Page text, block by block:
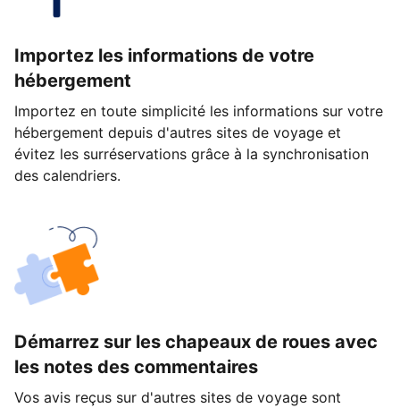
Importez les informations de votre
hébergement
Importez en toute simplicité les informations sur votre
hébergement depuis d'autres sites de voyage et
évitez les surréservations grâce à la synchronisation
des calendriers.
Démarrez sur les chapeaux de roues avec
les notes des commentaires
Vos avis reçus sur d'autres sites de voyage sont